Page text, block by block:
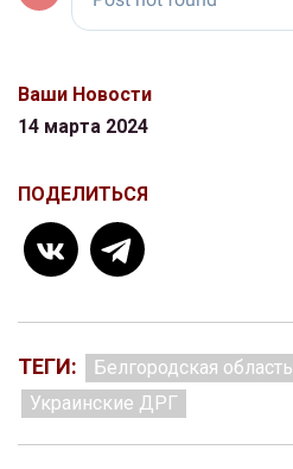
Ваши Новости
14 марта 2024
ПОДЕЛИТЬСЯ
ТЕГИ: Белгородская область
Украинские ДРГ